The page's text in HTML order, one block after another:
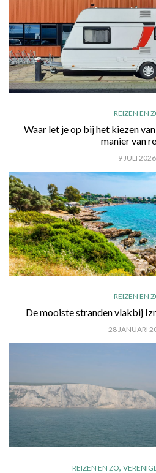
REIZEN EN
Waar let je op bij het kiezen
manier van
9 JULI 2026
REIZEN EN
De mooiste stranden vlakbij
28 JANUARI
REIZEN EN ZO,